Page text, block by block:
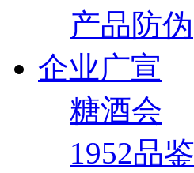
产品防伪
企业广宣
糖酒会
1952品